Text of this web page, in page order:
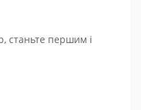
станьте першим і